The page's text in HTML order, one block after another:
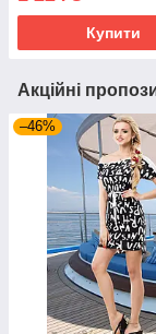
Купити
Акційні
–46%